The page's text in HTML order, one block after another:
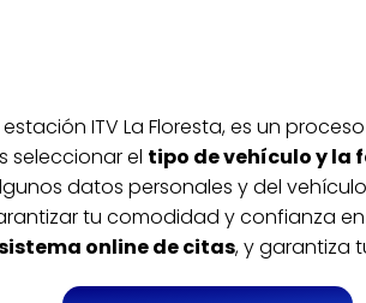
ITV La Floresta, es un
seleccionar el tipo de vehículo y la
datos personales y del
tu comodidad y confianza
online de citas, y garantiza